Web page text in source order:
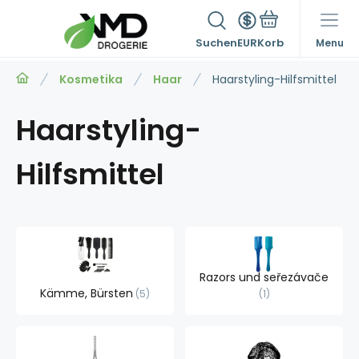
SuchenEUR Menu
Kosmetika Haar Haarstyling-Hilfsmittel
Haarstyling-
Hilfsmittel
Kämme, Bürsten 5
Razors und seřezávače
1